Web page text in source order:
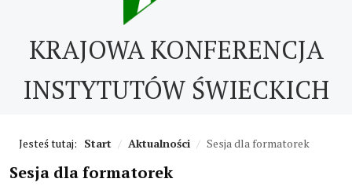
Kontakt
ABC IŚ
Historia IŚ
Cechy IŚ
KRAJOWA KONFERENCJA
INSTYTUTÓW ŚWIECKICH
Jesteś tutaj: Start / Aktualności / Sesja dla formatorek
Sesja dla formatorek